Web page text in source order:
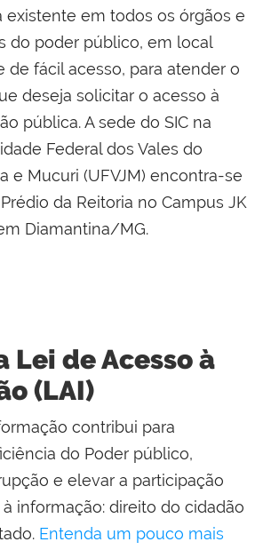
existente em todos os órgãos e
do poder público, em local
de fácil acesso, para atender o
deseja solicitar o acesso à
pública. A sede do SIC na
Federal dos Vales do
e Mucuri (UFVJM) encontra-se
da Reitoria no Campus JK
Diamantina/MG.
Lei de Acesso à
(LAI)
contribui para
do Poder público,
e elevar a participação
à informação: direito do cidadão
Entenda um pouco mais